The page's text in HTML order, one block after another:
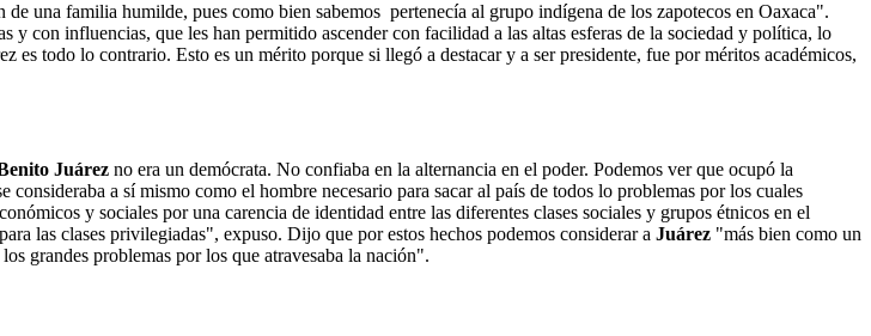
de una familia humilde, pues como bien sabemos pertenecía al grupo indígena de los zapotecos en Oaxaca".
y con influencias, que les han permitido ascender con facilidad a las altas esferas de la sociedad y política, lo
es todo lo contrario. Esto es un mérito porque si llegó a destacar y a ser presidente, fue por méritos académicos,
Juárez no era un demócrata. No confiaba en la alternancia en el poder. Podemos ver que ocupó la
consideraba a sí mismo como el hombre necesario para sacar al país de todos lo problemas por los cuales
y sociales por una carencia de identidad entre las diferentes clases sociales y grupos étnicos en el
las clases privilegiadas", expuso. Dijo que por estos hechos podemos considerar a Juárez "más bien como un
grandes problemas por los que atravesaba la nación".